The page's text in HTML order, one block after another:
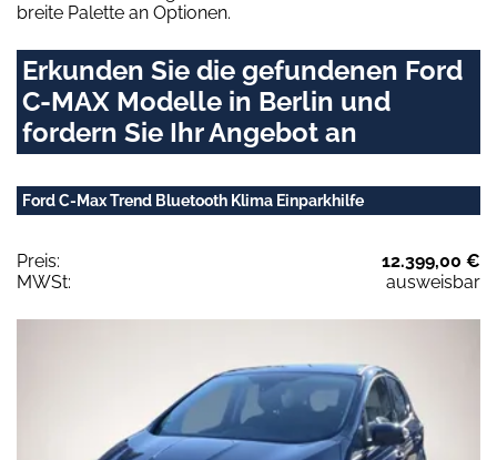
breite Palette an Optionen.
Erkunden Sie die gefundenen Ford
C-MAX Modelle in Berlin und
fordern Sie Ihr Angebot an
Ford C-Max Trend Bluetooth Klima Einparkhilfe
Preis:
12.399,00 €
MWSt:
ausweisbar